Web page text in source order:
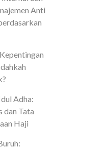
Anti
Adha:
dan Tata
Haji